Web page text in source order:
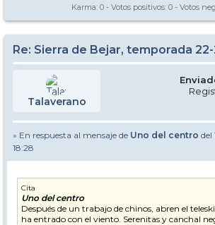
Karma: 0 - Votos positivos: 0 - Votos
Re: Sierra de Bejar, temporada
Talaverano
» En respuesta al mensaje de Uno del centro del
18:28
Cita
Uno del centro
Después de un trabajo de chinos, abren el
ha entrado con el viento. Serenitas y canchal